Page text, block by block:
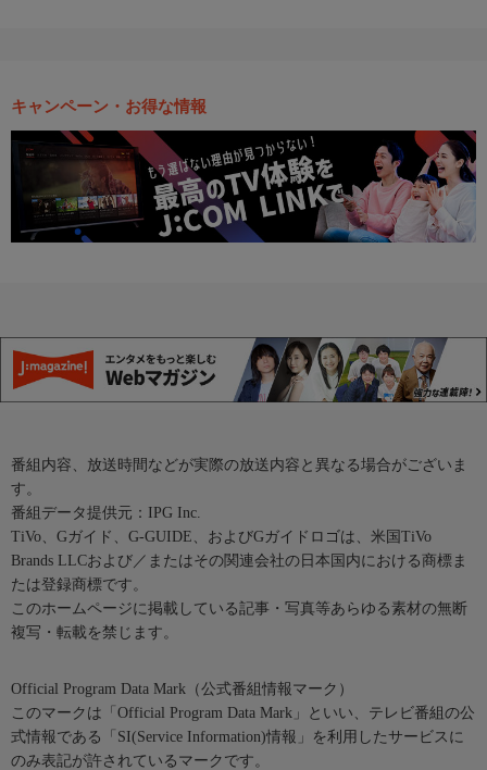
キャンペーン・お得な情報
番組内容、放送時間などが実際の放送内容と異なる場合がございま
す。
番組データ提供元：IPG Inc.
TiVo、Gガイド、G-GUIDE、およびGガイドロゴは、米国TiVo
Brands LLCおよび／またはその関連会社の日本国内における商標ま
たは登録商標です。
このホームページに掲載している記事・写真等あらゆる素材の無断
複写・転載を禁じます。
Official Program Data Mark（公式番組情報マーク）
このマークは「Official Program Data Mark」といい、テレビ番組の公
式情報である「SI(Service Information)情報」を利用したサービスに
のみ表記が許されているマークです。